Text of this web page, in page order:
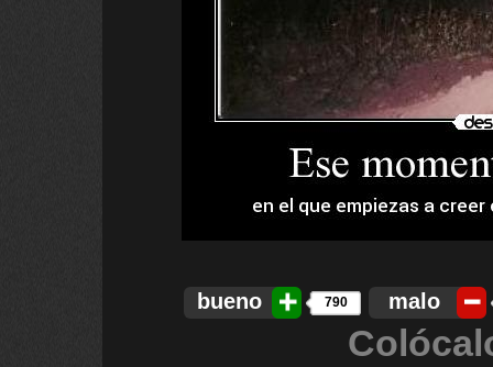
bueno 790 malo